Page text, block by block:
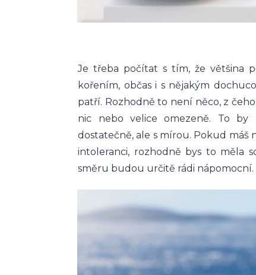
Je třeba počítat s tím, že většina
kořením, občas i s nějakým
patří. Rozhodně to není něco, z
nic nebo velice omezeně. To
dostatečně, ale s mírou. Pokud
intoleranci, rozhodně bys to měla
směru budou určitě rádi nápomocní.